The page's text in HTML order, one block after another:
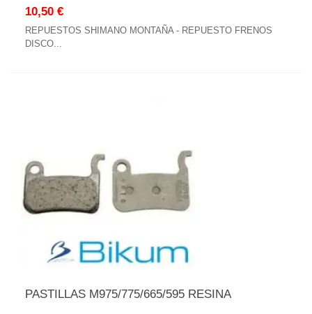
10,50 €
REPUESTOS SHIMANO MONTAÑA - REPUESTO FRENOS
DISCO...
PASTILLAS M975/775/665/595 RESINA